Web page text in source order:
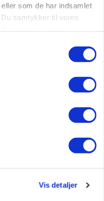
som de har indsamlet
samtykker til vores
Vis detaljer
06. aug.
søges til